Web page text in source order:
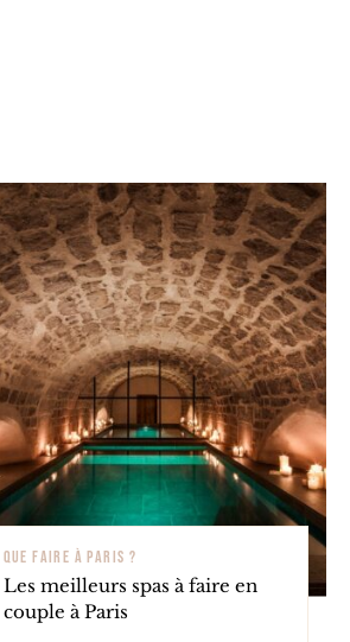
QUE FAIRE À PARIS ?
Les meilleurs spas à faire en
couple à Paris